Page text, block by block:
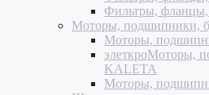
Фильтры,
Моторы, подшипники,
Моторы,
элеткроМоторы,
KALETA
Моторы,